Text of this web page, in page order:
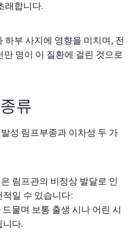
래합니다.
하부 사지에 영향을 미치며, 전
명이 이 질환에 걸린 것으로
류
성 림프부종과 이차성 두 가
림프관의 비정상 발달로 인
일 수 있습니다:
드물며 보통 출생 시나 어린 시
니다.